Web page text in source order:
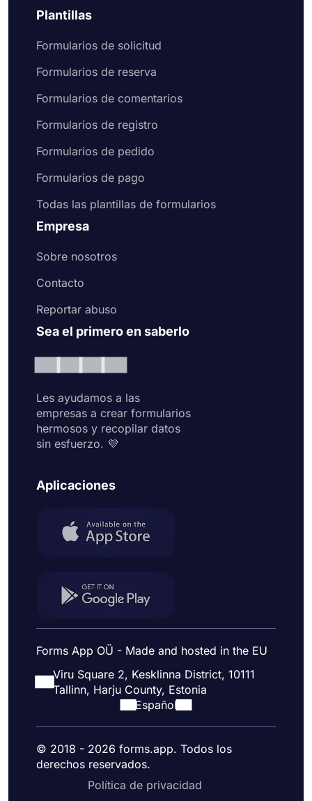
Plantillas
Formularios de solicitud
Formularios de reserva
Formularios de comentarios
Formularios de registro
Formularios de pedido
Formularios de pago
Todas las plantillas de formularios
Empresa
Sobre nosotros
Contacto
Reportar abuso
Sea el primero en saberlo
Les ayudamos a las
empresas a crear formularios
hermosos y recopilar datos
sin esfuerzo. 💜
Aplicaciones
Forms App OÜ - Made and hosted in the EU
Viru Square 2, Kesklinna District, 10111
Tallinn, Harju County, Estonia
Español
© 2018 - 2026 forms.app. Todos los
derechos reservados.
Política de privacidad